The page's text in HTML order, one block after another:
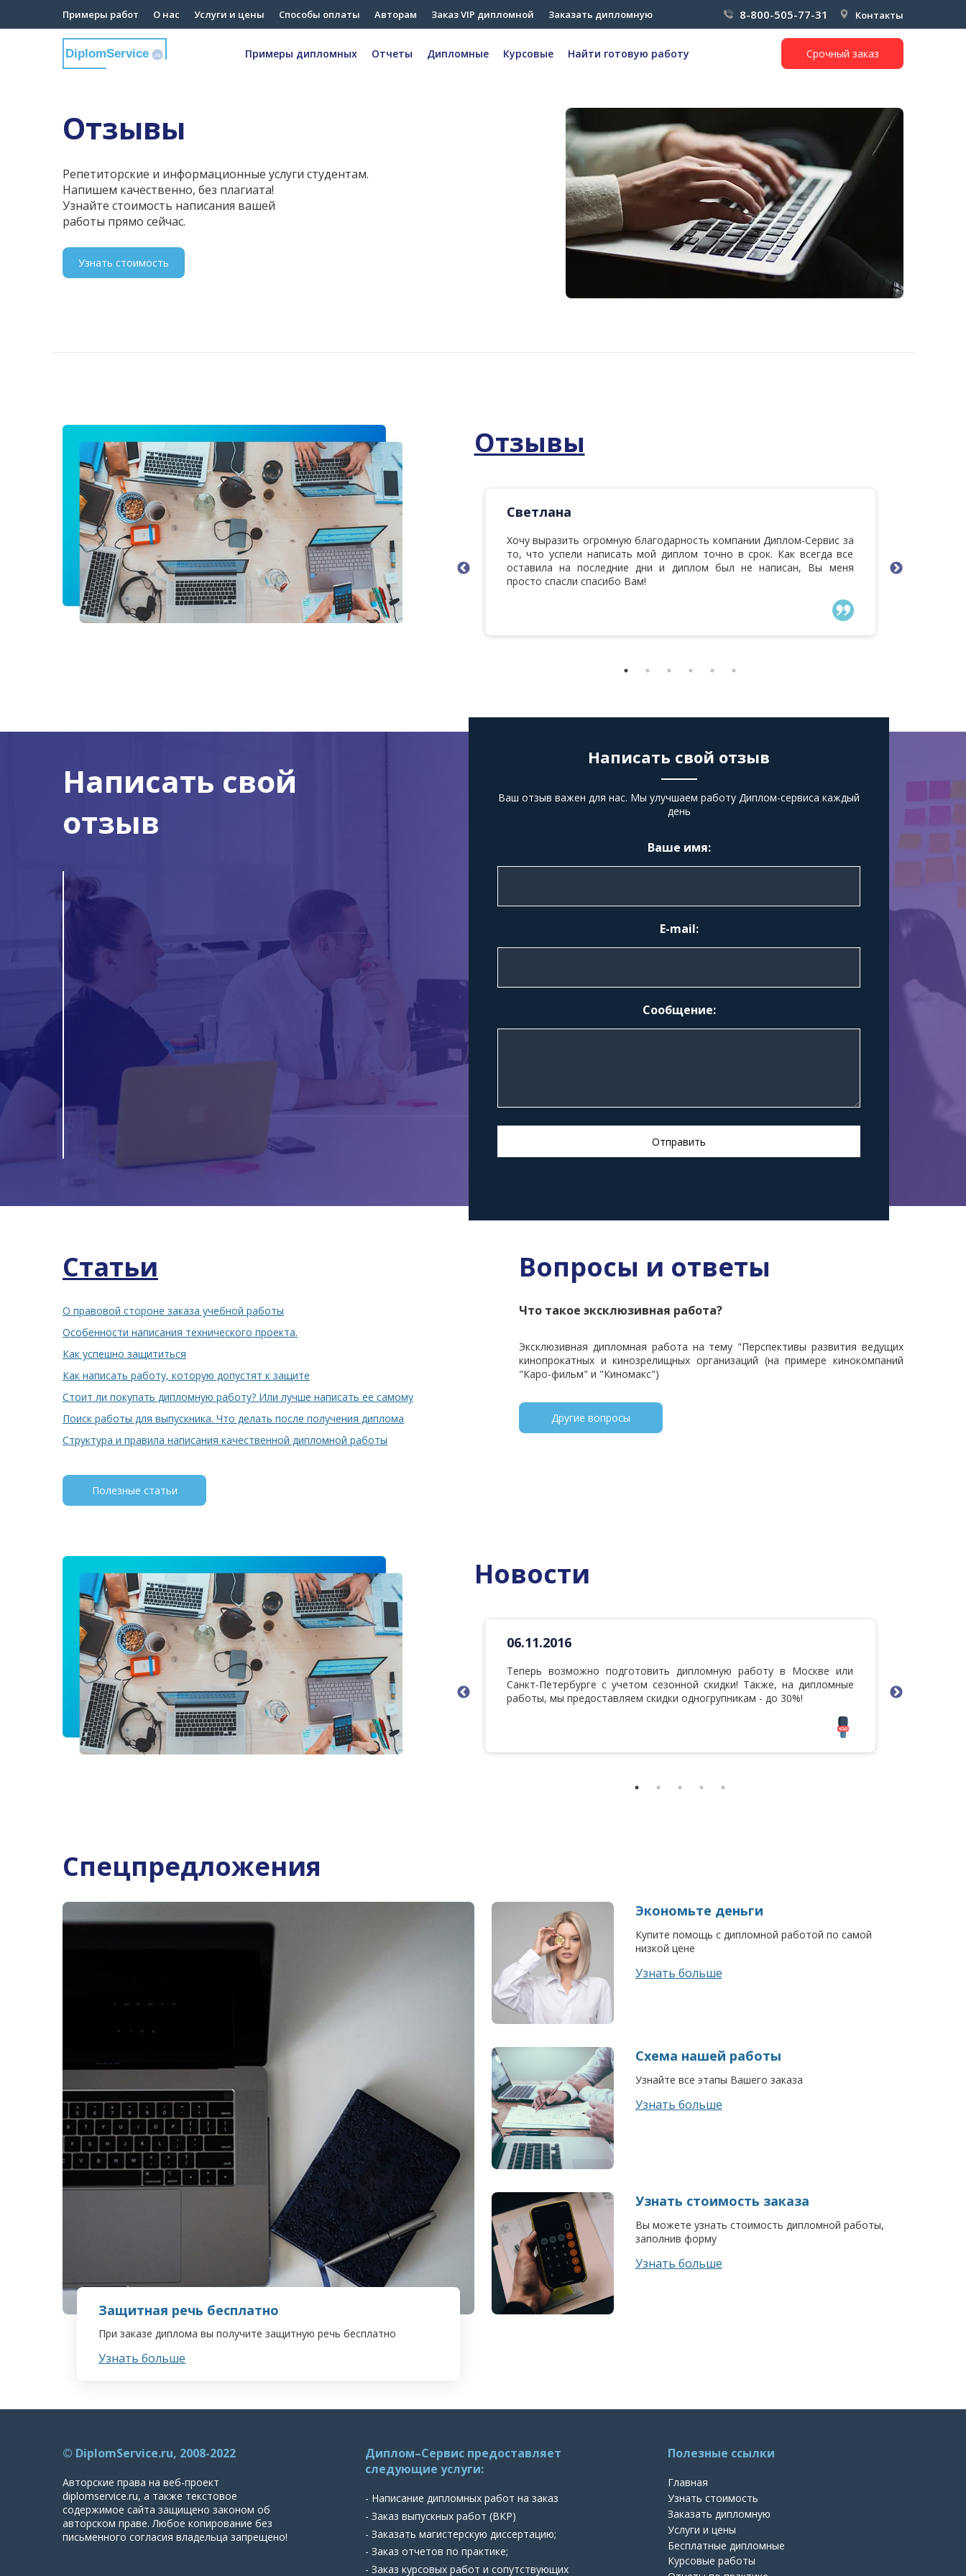
Примеры работ О нас Услуги и цены Способы оплаты Авторам Заказ VIP дипломной Заказать дипломную 8-800-505-77-31 Контакты
DiplomService .ru Примеры дипломных Отчеты Дипломные Курсовые Найти готовую работу Срочный заказ
Отзывы
Репетиторские и информационные услуги студентам.
Напишем качественно, без плагиата!
Узнайте стоимость написания вашей
работы прямо сейчас.
Узнать стоимость
Отзывы
Костя
Очень понравилось отношение к клиенту, высокий профессионализм
ваших авторов и приемлемые условия сотрудничества с Вами. Из
нашей группы несколько человек заказали у вас дипломы и все
получили 10% скидки.
Светлана
Хочу выразить огромную благодарность компании Диплом-Сервис за
то, что успели написать мой диплом точно в срок. Как всегда все
оставила на последние дни и диплом был не написан, Вы меня
просто спасли спасибо Вам!
Написать свой
отзыв
Написать свой отзыв
Ваш отзыв важен для нас. Мы улучшаем работу Диплом-сервиса каждый
день
Ваше имя:
E-mail:
Сообщение:
Статьи
О правовой стороне заказа учебной работы
Особенности написания технического проекта.
Как успешно защититься
Как написать работу, которую допустят к защите
Стоит ли покупать дипломную работу? Или лучше написать ее самому
Поиск работы для выпускника. Что делать после получения диплома
Структура и правила написания качественной дипломной работы
Полезные статьи
Вопросы и ответы
Что такое эксклюзивная работа?
Эксклюзивная дипломная работа на тему "Перспективы развития ведущих
кинопрокатных и кинозрелищных организаций (на примере кинокомпаний
"Каро-фильм" и "Киномакс")
Другие вопросы
Новости
10.05.2016
Скоро защита? Подготовьтесь заранее - теперь мы помогаем с
сопутствующим материалом к выпускной работе. Постоянным
клиентам поможем с отзывом и защитной речью - бесплатно.
06.11.2016
Теперь возможно подготовить дипломную работу в Москве или
Санкт-Петербурге с учетом сезонной скидки! Также, на дипломные
работы, мы предоставляем скидки одногрупникам - до 30%!
Спецпредложения
Защитная речь бесплатно
При заказе диплома вы получите защитную речь бесплатно
Узнать больше
Экономьте деньги
Купите помощь с дипломной работой по самой
низкой цене
Узнать больше
Схема нашей работы
Узнайте все этапы Вашего заказа
Узнать больше
Узнать стоимость заказа
Вы можете узнать стоимость дипломной работы,
заполнив форму
Узнать больше
© DiplomService.ru, 2008-2022
Авторские права на веб-проект
diplomservice.ru, а также текстовое
содержимое сайта защищено законом об
авторском праве. Любое копирование без
письменного согласия владельца запрещено!
Диплом–Сервис предоставляет
следующие услуги:
- Написание дипломных работ на заказ
- Заказ выпускных работ (ВКР)
- Заказать магистерскую диссертацию;
- Заказ отчетов по практике;
- Заказ курсовых работ и сопутствующих
Полезные ссылки
Главная
Узнать стоимость
Заказать дипломную
Услуги и цены
Бесплатные дипломные
Курсовые работы